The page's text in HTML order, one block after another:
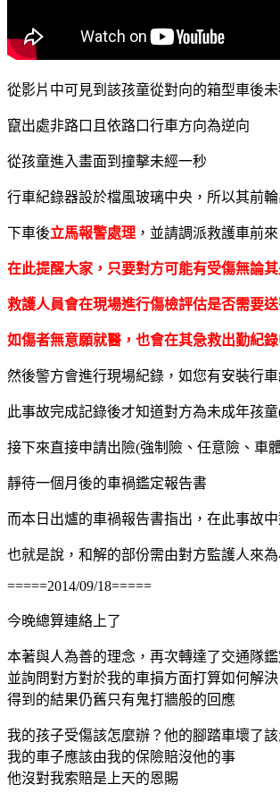
從影片中可見到該孩童從對向的箱型車後
竄出處非路口且依路口行車方向為逆向
從孩童進入畫面到撞擊未經一秒
行車紀錄器設於檔風玻璃中央，所以其前
下車後立馬報警處理 ，並請調派救護車前來
在此提醒大家，只要對方可能有受傷無論
救護人員會在現場進行傷檢評估是否需要
如傷者無意願就醫，也會在其急救出勤紀
然後警方會進行現場紀錄，如您有安裝行
此事故完成記錄後才知道對方為未成年孩
接下來直接申請出險(強制險、任意險、車
靜待一個月後的車禍鑑定報告書
而本日出爐的車禍報告書指出，在此事故
也就是說，和解的部份需由對方監護人來
=====2014/09/18=====
今晚總算連絡上了
本著與人為善的理念，再次轉達了交通隊
並詢問對方對於我的車損方面打算如何解決
得到的結果仍舊只有鬼打牆般的回應
我的孩子受傷該怎麼辦？他的腳踏車壞了該
我的車子應該由我的保險賠沒他的事
他沒對我索賠是上天的恩賜